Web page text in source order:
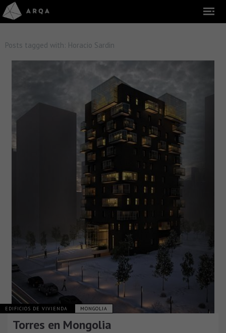
Posts tagged with: Horacio Sardin
EDIFICIOS DE VIVIENDA MONGOLIA
Torres en Mongolia